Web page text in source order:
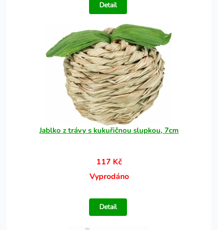
Detail
Jablko z trávy s kukuřičnou slupkou, 7cm
117 Kč
Vyprodáno
Detail